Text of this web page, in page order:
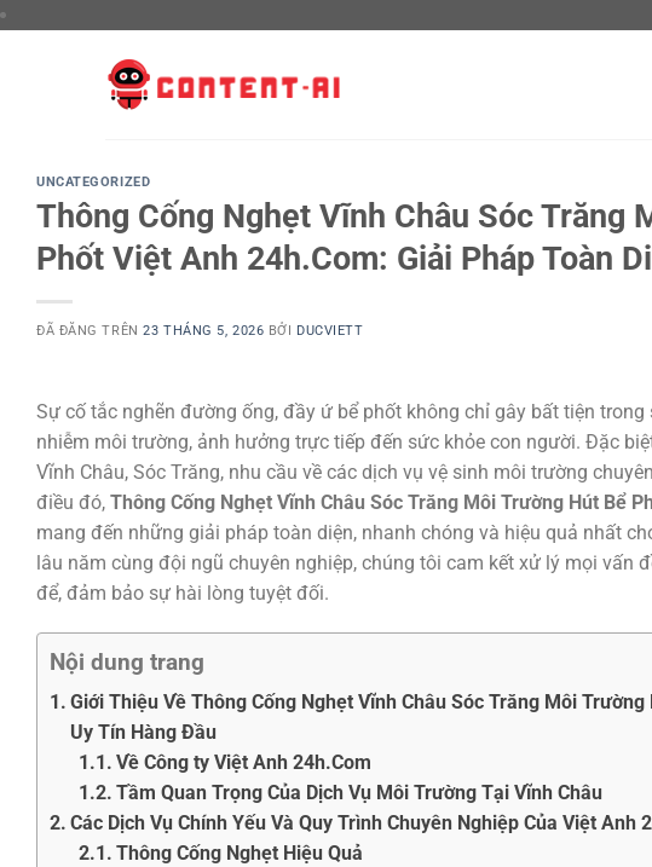
UNCATEGORIZED
Thông Cống Nghẹt Vĩnh Châu Sóc Trăng
Phốt Việt Anh 24h.Com: Giải Pháp Toàn
ĐÃ ĐĂNG TRÊN23 THÁNG 5, 2026 BỞI DUCVIETT
Sự cố tắc nghẽn đường ống, đầy ứ bể phốt không chỉ gây bất tiện
nhiễm môi trường, ảnh hưởng trực tiếp đến sức khỏe con người. Đặc
Vĩnh Châu, Sóc Trăng, nhu cầu về các dịch vụ vệ sinh môi trường
điều đó, Thông Cống Nghẹt Vĩnh Châu Sóc Trăng Môi Trường Hút Bể
mang đến những giải pháp toàn diện, nhanh chóng và hiệu quả nhất
lâu năm cùng đội ngũ chuyên nghiệp, chúng tôi cam kết xử lý mọi vấn
để, đảm bảo sự hài lòng tuyệt đối.
Nội dung trang
Giới Thiệu Về Thông Cống Nghẹt Vĩnh Châu Sóc Trăng Môi
Uy Tín Hàng Đầu
Về Công ty Việt Anh 24h.Com
Tầm Quan Trọng Của Dịch Vụ Môi Trường Tại Vĩnh Châu
Các Dịch Vụ Chính Yếu Và Quy Trình Chuyên Nghiệp Của Việt Anh
Thông Cống Nghẹt Hiệu Quả